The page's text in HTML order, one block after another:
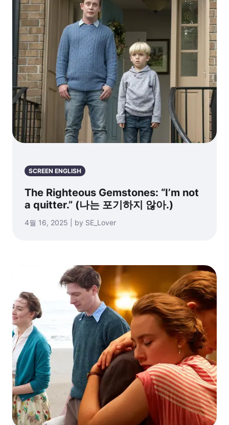
SCREEN ENGLISH
The Righteous Gemstones: “I’m not
a quitter.” (나는 포기하지 않아.)
4월 16, 2025 | by SE_Lover